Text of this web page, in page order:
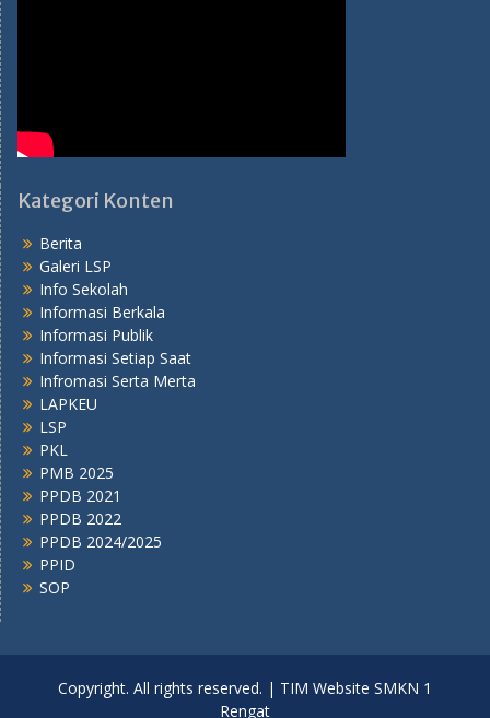
Kategori Konten
Berita
Galeri LSP
Info Sekolah
Informasi Berkala
Informasi Publik
Informasi Setiap Saat
Infromasi Serta Merta
LAPKEU
LSP
PKL
PMB 2025
PPDB 2021
PPDB 2022
PPDB 2024/2025
PPID
SOP
Copyright. All rights reserved. | TIM Website SMKN 1
Rengat